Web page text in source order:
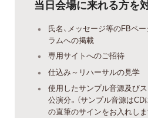
当日会場に来れる方を
氏名、メッセージ等のFBペ
ラムへの掲載
専用サイトへのご招待
仕込み～リハーサルの見学
使用したサンプル音源及び
公演分。（サンプル音源は
の直筆のサインをお入れしま